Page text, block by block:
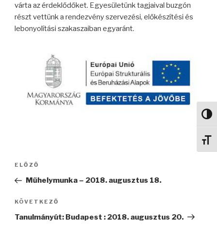
várta az érdeklődőket. Egyesületünk tagjaival buzgón
részt vettünk a rendezvény szervezési, előkészítési és
lebonyolítási szakaszaiban egyaránt.
Bejegyzés
Korábbi
bejegyzés
ELŐZŐ
Műhelymunka – 2018. augusztus 18.
Következő
bejegyzés
KÖVETKEZŐ
Tanulmányút: Budapest : 2018. augusztus 20.